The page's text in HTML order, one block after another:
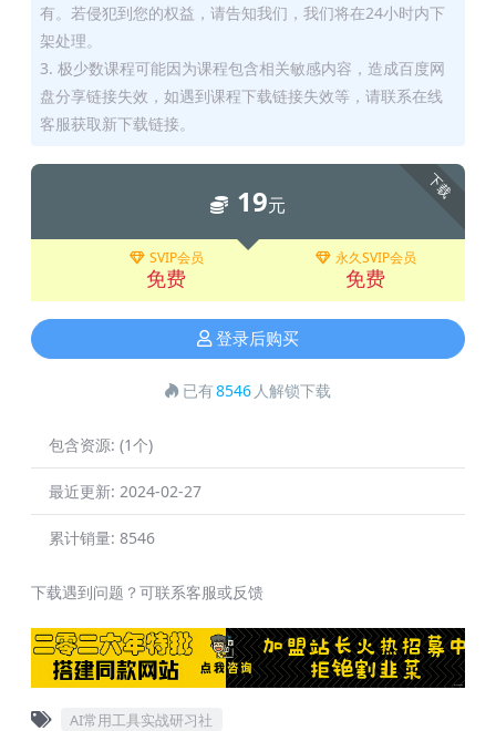
有。若侵犯到您的权益，请告知我们，我们将在24小时内下
架处理。
3. 极少数课程可能因为课程包含相关敏感内容，造成百度网
盘分享链接失效，如遇到课程下载链接失效等，请联系在线
客服获取新下载链接。
下载
19元
SVIP会员
免费
永久SVIP会员
免费
登录后购买
已有8546 人解锁下载
包含资源: (1个)
最近更新: 2024-02-27
累计销量: 8546
下载遇到问题？可联系客服或反馈
AI常用工具实战研习社